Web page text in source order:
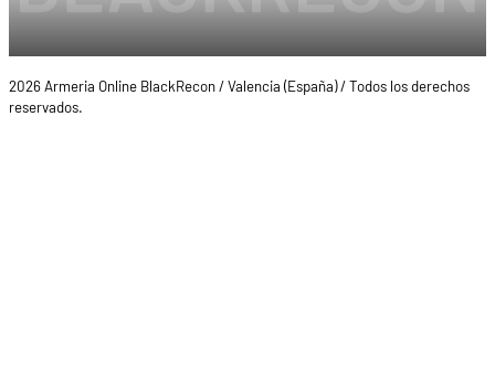
2026 Armeria Online BlackRecon / Valencia (España) / Todos los derechos
reservados.